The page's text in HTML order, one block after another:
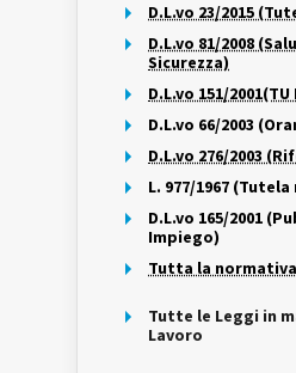
D.L.vo 23/2015
D.L.vo 81/2008
Sicurezza)
D.L.vo 151/
D.L.vo 66/2003
D.L.vo 276/2003
L. 977/1967
D.L.vo 165/2001
Impiego)
Tutta la normativa
Tutte le Leggi in
Lavoro